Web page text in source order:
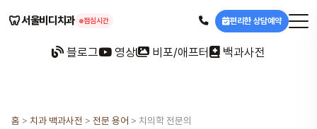
🦷서울비디치과 점심시간 편리한 상담예약
블로그 영상 비포/애프터 백과사전
홈 > 치과 백과사전 > 전문 용어 > 치의학 전문의